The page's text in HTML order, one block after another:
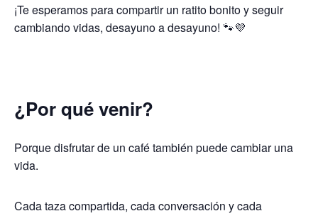
¡Te esperamos para compartir un ratito bonito y seguir
cambiando vidas, desayuno a desayuno! 🐾💜
¿Por qué venir?
Porque disfrutar de un café también puede cambiar una
vida.
Cada taza compartida, cada conversación y cada